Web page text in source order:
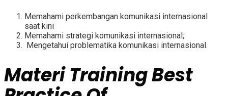
Memahami perkembangan komunikasi internasional
saat kini
Memahami strategi komunikasi internasional;
Mengetahui problematika komunikasi internasional.
MateriTraining Best